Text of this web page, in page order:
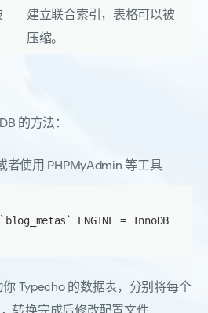
建立联合索引，表格可以被
压缩。
的方法：
者使用 PHPMyAdmin 等工具
`blog_metas` ENGINE = InnoDB
你 Typecho 的数据表，分别将每个